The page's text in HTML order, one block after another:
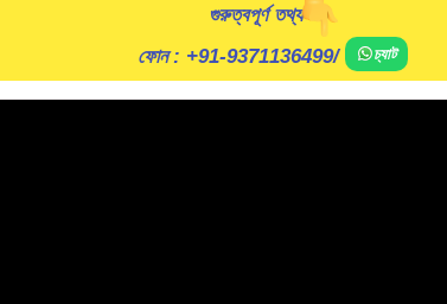
গুরুত্বপূর্ণ তথ্য
ফোন : +91-9371136499/ চ্যাট